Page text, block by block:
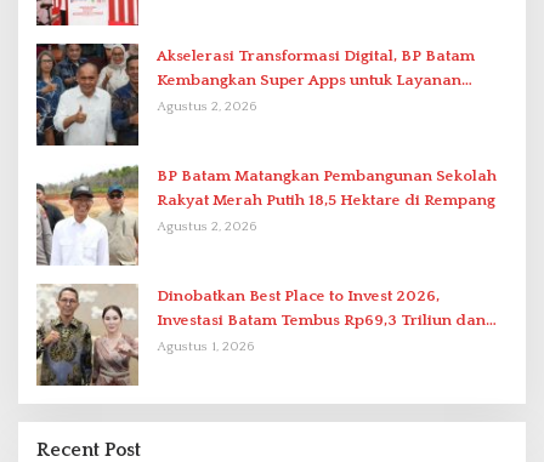
Akselerasi Transformasi Digital, BP Batam
Kembangkan Super Apps untuk Layanan
Terpadu
Agustus 2, 2026
BP Batam Matangkan Pembangunan Sekolah
Rakyat Merah Putih 18,5 Hektare di Rempang
Agustus 2, 2026
Dinobatkan Best Place to Invest 2026,
Investasi Batam Tembus Rp69,3 Triliun dan
Ekonomi Tumbuh 6,76 Persen
Agustus 1, 2026
Recent Post